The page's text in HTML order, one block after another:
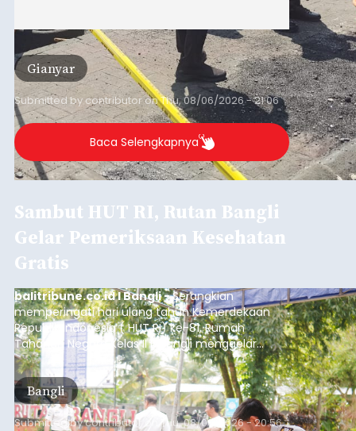
Gianyar
Submitted by contributoronThu, 08/06/2026 - 21:06
Baca Selengkapnya
Sambut HUT RI, Rutan Bangli
Gelar Pemeriksaan Kesehatan
Gratis
balitribune.co.id I Bangli -Serangkian
memperingati hari ulang tahun Kemerdekaan
Republik Indonesia ( HUT RI) ke-81, Rumah
Tahanan Negara Kelas II B Bangli menggelar
kegiatan pemeriksaan kesehatan gratis, Rabu
(6/8/2026).
Bangli
Submitted bycontributor Thu, 08/06/2026 - 20:56